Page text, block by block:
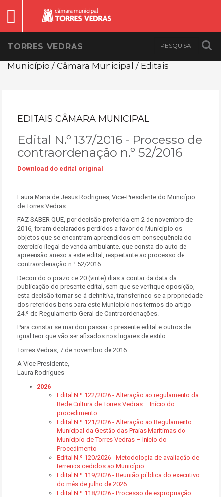
TORRES VEDRAS
Município / Câmara Municipal / Editais
EDITAIS CÂMARA MUNICIPAL
Edital N.º 137/2016 - Processo de
contraordenação n.º 52/2016
Download do edital original
Laura Maria de Jesus Rodrigues, Vice-Presidente do Município
de Torres Vedras:
FAZ SABER QUE, por decisão proferida em 2 de novembro de
2016, foram declarados perdidos a favor do Município os
objetos que se encontram apreendidos em consequência do
exercício ilegal de venda ambulante, que consta do auto de
apreensão anexo a este edital, respeitante ao processo de
contraordenação n.º 52/2016.
Decorrido o prazo de 20 (vinte) dias a contar da data da
publicação do presente edital, sem que se verifique oposição,
esta decisão tornar-se-á definitiva, transferindo-se a propriedade
dos referidos bens para este Município nos termos do artigo
24.º do Regulamento Geral de Contraordenações.
Para constar se mandou passar o presente edital e outros de
igual teor que vão ser afixados nos lugares de estilo.
Torres Vedras, 7 de novembro de 2016
A Vice-Presidente,
Laura Rodrigues
2026
Edital N.º 122/2026 - Alteração ao regulamento da
Rede Cultura de Torres Vedras – Início do
procedimento
Edital N.º 121/2026 - Alteração ao Regulamento
Municipal da Gestão das Praias Marítimas do
Município de Torres Vedras – Inicio do
Procedimento
Edital N.º 120/2026 - Metodologia de avaliação de
terrenos cedidos ao Município
Edital N.º 119/2026 - Reunião pública do executivo
do mês de julho de 2026
Edital N.º 118/2026 - Processo de expropriação